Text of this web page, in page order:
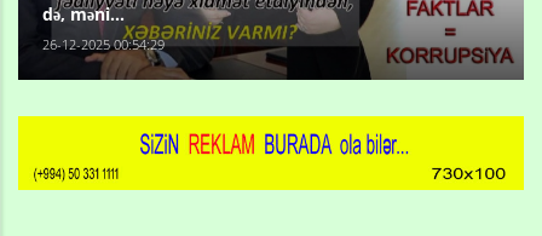
də, məni...
26-12-2025 00:54:29